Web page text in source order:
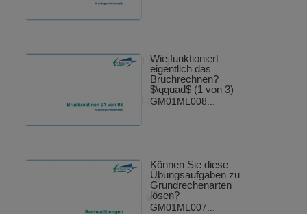
Wie funktioniert
eigentlich das
Bruchrechnen?
$\qquad$ (1 von 3)
GM01ML008...
Können Sie diese
Übungsaufgaben zu
Grundrechenarten
lösen?
GM01ML007...